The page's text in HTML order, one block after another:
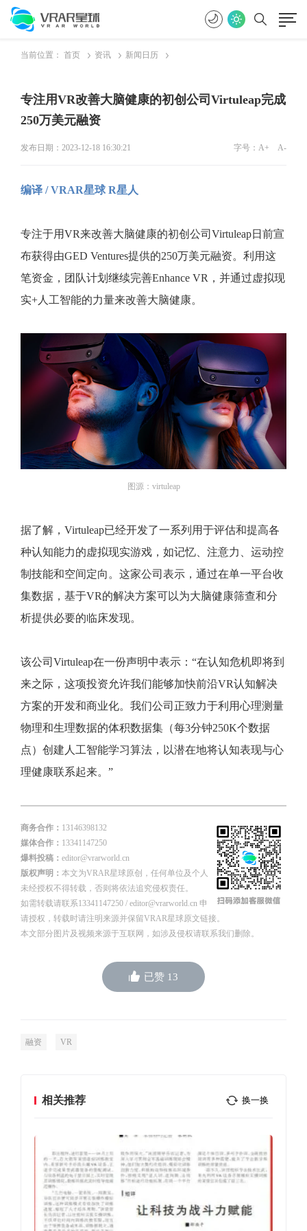
当前位置： 首页 资讯 新闻日历
专注用VR改善大脑健康的初创公司Virtuleap完成
250万美元融资
发布日期：2023-12-18 16:30:21 字号： A+ A-
编译 / VRAR星球 R星人
专注于用VR来改善大脑健康的初创公司Virtuleap日前宣
布获得由GED Ventures提供的250万美元融资。利用这
笔资金，团队计划继续完善Enhance VR，并通过虚拟现
实+人工智能的力量来改善大脑健康。
图源：virtuleap
据了解，Virtuleap已经开发了一系列用于评估和提高各
种认知能力的虚拟现实游戏，如记忆、注意力、运动控
制技能和空间定向。这家公司表示，通过在单一平台收
集数据，基于VR的解决方案可以为大脑健康筛查和分
析提供必要的临床发现。
该公司Virtuleap在一份声明中表示：“在认知危机即将到
来之际，这项投资允许我们能够加快前沿VR认知解决
方案的开发和商业化。我们公司正致力于利用心理测量
物理和生理数据的体积数据集（每3分钟250K个数据
点）创建人工智能学习算法，以潜在地将认知表现与心
理健康联系起来。”
商务合作： 13146398132
媒体合作： 13341147250
爆料投稿： editor@vrarworld.cn
版权声明： 本文为VRAR星球原创，任何单位及个人
未经授权不得转载，否则将依法追究侵权责任。
如需转载请联系13341147250 / editor@vrarworld.cn 申
请授权，转载时请注明来源并保留VRAR星球原文链接。
本文部分图片及视频来源于互联网，如涉及侵权请联系我们删除。
已赞 13
融资 VR
相关推荐 换一换